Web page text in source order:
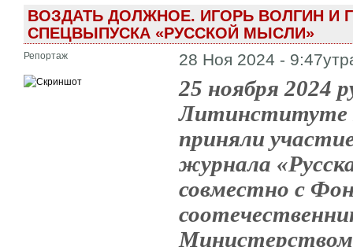
ВОЗДАТЬ ДОЛЖНОЕ. ИГОРЬ ВОЛГИН И
СПЕЦВЫПУСКА «РУССКОЙ МЫСЛИ»
Репортаж 28 Ноя 2024 -
25 ноября 2024
Литинституте
приняли
журнала
совместно с
Министерством